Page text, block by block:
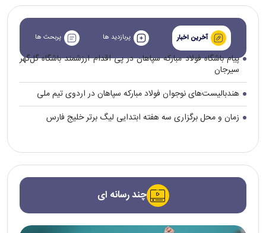
آخرین اخبار پربازدید ها پربحث ها
پیام باشگاه فولاد مبارکه سپاهان در پی اقدام ارزشمند باشگاه گل‌گهر
سیرجان
هندبالیست‌های نوجوان فولاد مبارکه سپاهان در اردوی تیم ملی
زمان و محل برگزاری سه هفته ابتدایی لیگ برتر خلیج فارس
چند رسانه ای